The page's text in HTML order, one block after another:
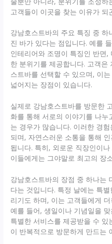
고객들이 이곳을 찾는 이유가 되
강남호스트바의 주요 특징 중
진 바가 있다는 점입니다. 예를
인테리어와 조명이 특징인 반면
한 분위기를 제공합니다. 고객
스트바를 선택할 수 있으며, 이
넓어지는 장점이 있습니다.
실제로 강남호스트바를 방문한
화를 통해 서로의 이야기를 나
는 경우가 많습니다. 이러한 경
되며, 자연스러운 소통을 통해
됩니다. 특히, 외로운 직장인이
이들에게는 그야말로 최고의 장
강남호스트바의 장점 중 하나는
다는 것입니다. 특정 날에는 특
리기도 하며, 이는 고객들에게
예를 들어, 생일이나 기념일을
특별한 서비스를 제공받을 수
이 반복적으로 방문하게 만드는